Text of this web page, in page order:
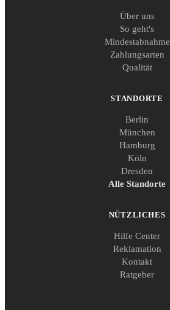
Über uns
So geht's
Mindestabnahme
Zahlungsarten
Qualität
STANDORTE
Berlin
München
Hamburg
Köln
Dresden
Alle Standorte
NÜTZLICHES
Hilfe Center
Reklamation
Kontakt
Ratgeber